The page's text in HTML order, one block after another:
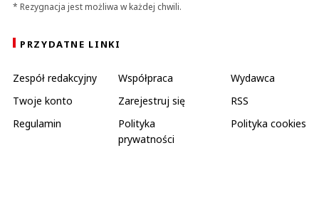
* Rezygnacja jest możliwa w każdej chwili.
PRZYDATNE LINKI
Zespół redakcyjny Współpraca
Wydawca
Twoje konto
Zarejestruj się
RSS
Regulamin
Polityka
prywatności
Polityka cookies